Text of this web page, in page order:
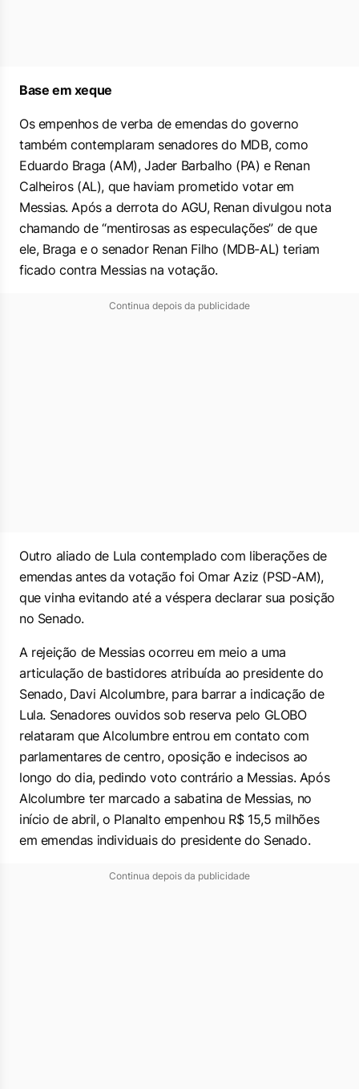
Base em xeque
Os empenhos de verba de emendas do governo
também contemplaram senadores do MDB, como
Eduardo Braga (AM), Jader Barbalho (PA) e Renan
Calheiros (AL), que haviam prometido votar em
Messias. Após a derrota do AGU, Renan divulgou nota
chamando de “mentirosas as especulações” de que
ele, Braga e o senador Renan Filho (MDB-AL) teriam
ficado contra Messias na votação.
Continua depois da publicidade
Outro aliado de Lula contemplado com liberações de
emendas antes da votação foi Omar Aziz (PSD-AM),
que vinha evitando até a véspera declarar sua posição
no Senado.
A rejeição de Messias ocorreu em meio a uma
articulação de bastidores atribuída ao presidente do
Senado, Davi Alcolumbre, para barrar a indicação de
Lula. Senadores ouvidos sob reserva pelo GLOBO
relataram que Alcolumbre entrou em contato com
parlamentares de centro, oposição e indecisos ao
longo do dia, pedindo voto contrário a Messias. Após
Alcolumbre ter marcado a sabatina de Messias, no
início de abril, o Planalto empenhou R$ 15,5 milhões
em emendas individuais do presidente do Senado.
Continua depois da publicidade